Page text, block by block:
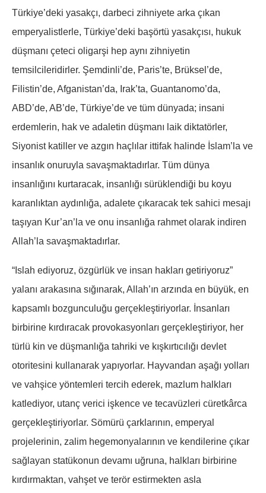
Türkiye’deki yasakçı, darbeci zihniyete arka çıkan
emperyalistlerle, Türkiye’deki başörtü yasakçısı, hukuk
düşmanı çeteci oligarşi hep aynı zihniyetin
temsilcileridirler. Şemdinli’de, Paris’te, Brüksel’de,
Filistin’de, Afganistan’da, Irak’ta, Guantanomo’da,
ABD’de, AB’de, Türkiye’de ve tüm dünyada; insani
erdemlerin, hak ve adaletin düşmanı laik diktatörler,
Siyonist katiller ve azgın haçlılar ittifak halinde İslam’la ve
insanlık onuruyla savaşmaktadırlar. Tüm dünya
insanlığını kurtaracak, insanlığı sürüklendiği bu koyu
karanlıktan aydınlığa, adalete çıkaracak tek sahici mesajı
taşıyan Kur’an’la ve onu insanlığa rahmet olarak indiren
Allah’la savaşmaktadırlar.
“Islah ediyoruz, özgürlük ve insan hakları getiriyoruz”
yalanı arakasına sığınarak, Allah’ın arzında en büyük, en
kapsamlı bozgunculuğu gerçekleştiriyorlar. İnsanları
birbirine kırdıracak provokasyonları gerçekleştiriyor, her
türlü kin ve düşmanlığa tahriki ve kışkırtıcılığı devlet
otoritesini kullanarak yapıyorlar. Hayvandan aşağı yolları
ve vahşice yöntemleri tercih ederek, mazlum halkları
katlediyor, utanç verici işkence ve tecavüzleri cüretkârca
gerçekleştiriyorlar. Sömürü çarklarının, emperyal
projelerinin, zalim hegemonyalarının ve kendilerine çıkar
sağlayan statükonun devamı uğruna, halkları birbirine
kırdırmaktan, vahşet ve terör estirmekten asla